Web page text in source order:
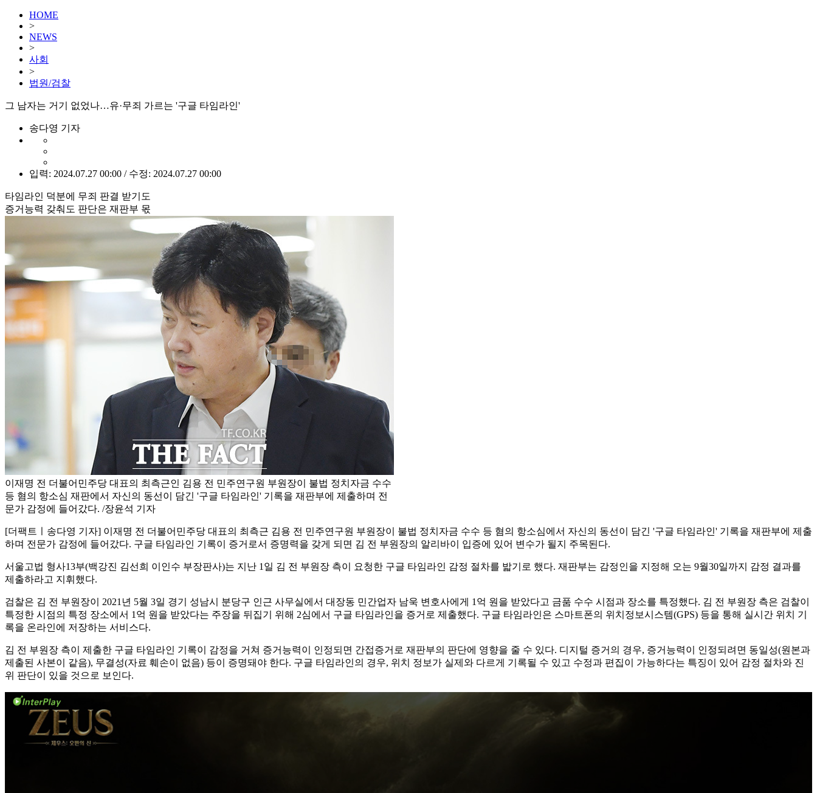
HOME
>
NEWS
>
사회
>
법원/검찰
그 남자는 거기 없었나…유·무죄 가르는 '구글 타임라인'
송다영 기자
입력: 2024.07.27 00:00 / 수정: 2024.07.27 00:00
타임라인 덕분에 무죄 판결 받기도
증거능력 갖춰도 판단은 재판부 몫
이재명 전 더불어민주당 대표의 최측근인 김용 전 민주연구원 부원장이 불법 정치자금 수수
등 혐의 항소심 재판에서 자신의 동선이 담긴 '구글 타임라인' 기록을 재판부에 제출하며 전
문가 감정에 들어갔다. /장윤석 기자
[더팩트ㅣ송다영 기자] 이재명 전 더불어민주당 대표의 최측근 김용 전 민주연구원 부원장이 불법 정치자금 수수 등 혐의 항소심에서 자신의 동선이 담긴 '구글 타임라인' 기록을 재판부에 제출
하며 전문가 감정에 들어갔다. 구글 타임라인 기록이 증거로서 증명력을 갖게 되면 김 전 부원장의 알리바이 입증에 있어 변수가 될지 주목된다.
서울고법 형사13부(백강진 김선희 이인수 부장판사)는 지난 1일 김 전 부원장 측이 요청한 구글 타임라인 감정 절차를 밟기로 했다. 재판부는 감정인을 지정해 오는 9월30일까지 감정 결과를
제출하라고 지휘했다.
검찰은 김 전 부원장이 2021년 5월 3일 경기 성남시 분당구 인근 사무실에서 대장동 민간업자 남욱 변호사에게 1억 원을 받았다고 금품 수수 시점과 장소를 특정했다. 김 전 부원장 측은 검찰이
특정한 시점의 특정 장소에서 1억 원을 받았다는 주장을 뒤집기 위해 2심에서 구글 타임라인을 증거로 제출했다. 구글 타임라인은 스마트폰의 위치정보시스템(GPS) 등을 통해 실시간 위치 기
록을 온라인에 저장하는 서비스다.
김 전 부원장 측이 제출한 구글 타임라인 기록이 감정을 거쳐 증거능력이 인정되면 간접증거로 재판부의 판단에 영향을 줄 수 있다. 디지털 증거의 경우, 증거능력이 인정되려면 동일성(원본과
제출된 사본이 같음), 무결성(자료 훼손이 없음) 등이 증명돼야 한다. 구글 타임라인의 경우, 위치 정보가 실제와 다르게 기록될 수 있고 수정과 편집이 가능하다는 특징이 있어 감정 절차와 진
위 판단이 있을 것으로 보인다.